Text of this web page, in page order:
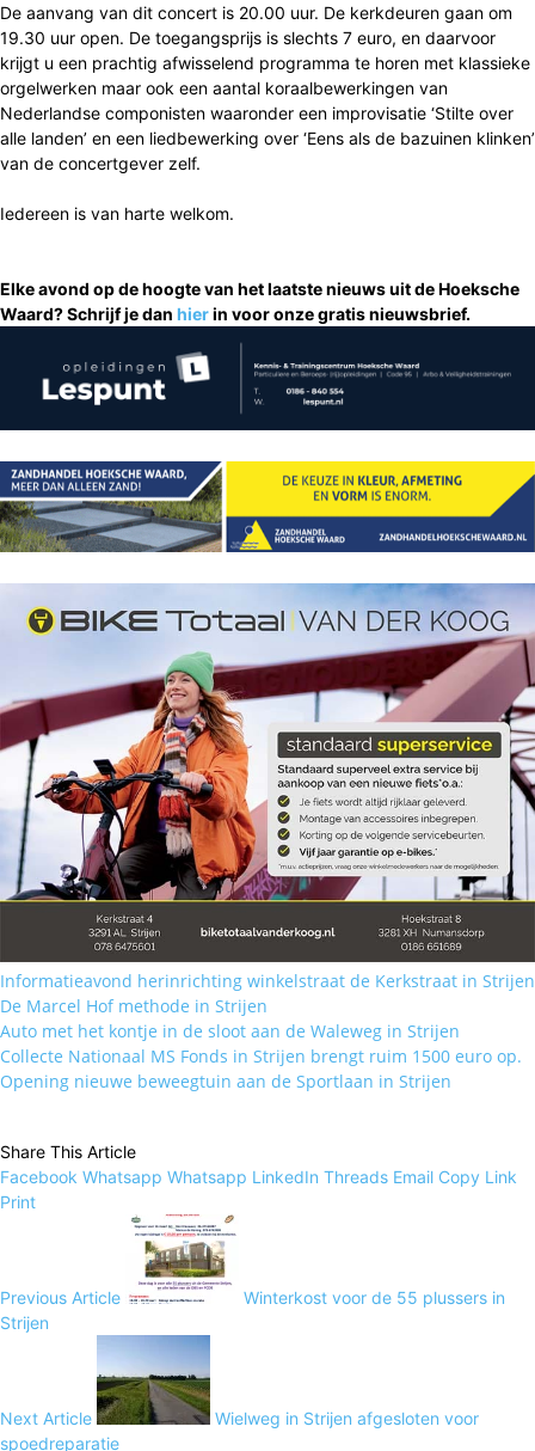
De aanvang van dit concert is 20.00 uur. De kerkdeuren gaan om
19.30 uur open. De toegangsprijs is slechts 7 euro, en daarvoor
krijgt u een prachtig afwisselend programma te horen met klassieke
orgelwerken maar ook een aantal koraalbewerkingen van
Nederlandse componisten waaronder een improvisatie ‘Stilte over
alle landen’ en een liedbewerking over ‘Eens als de bazuinen klinken’
van de concertgever zelf.
Iedereen is van harte welkom.
Elke avond op de hoogte van het laatste nieuws uit de Hoeksche
Waard? Schrijf je dan hierin voor onze gratis nieuwsbrief.
Informatieavond herinrichting winkelstraat de Kerkstraat in Strijen
De Marcel Hof methode in Strijen
Auto met het kontje in de sloot aan de Waleweg in Strijen
Collecte Nationaal MS Fonds in Strijen brengt ruim 1500 euro op.
Opening nieuwe beweegtuin aan de Sportlaan in Strijen
Share This Article
Facebook Whatsapp Whatsapp LinkedIn Threads Email Copy Link
Print
Previous Article
Winterkost voor de 55 plussers in
Strijen
Next Article
Wielweg in Strijen afgesloten voor
spoedreparatie